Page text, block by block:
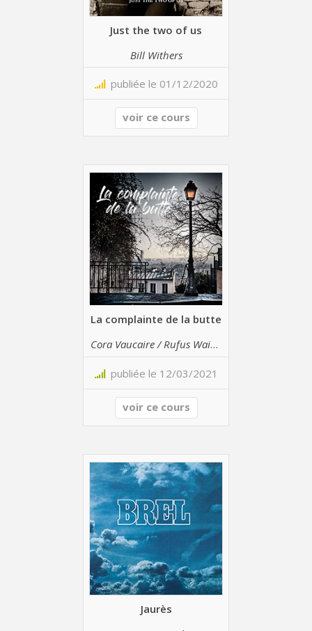
Just the two of us
Bill Withers
publiée le 01/12/2020
voir ce cours
La complainte de la butte
Cora Vaucaire / Rufus Wainwright
publiée le 12/03/2021
voir ce cours
Jaurès